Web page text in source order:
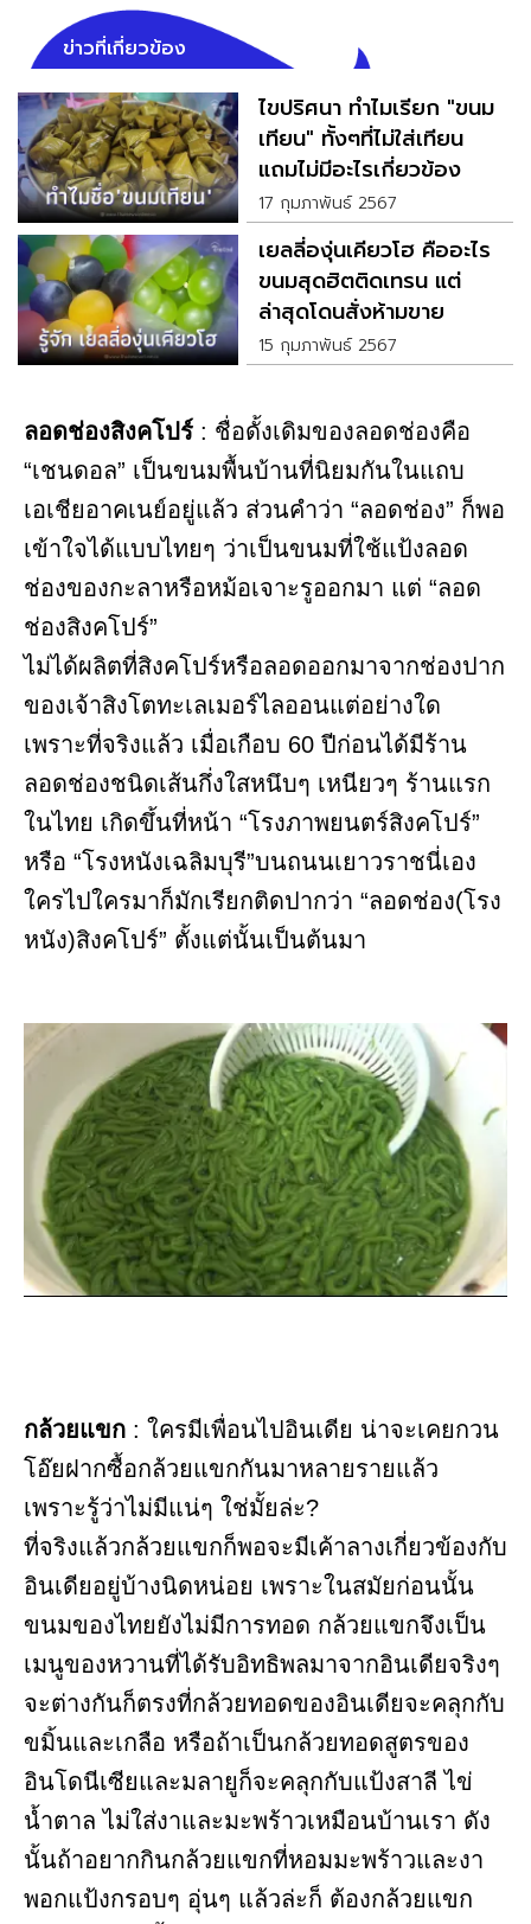
ข่าวที่เกี่ยวข้อง
ไขปริศนา ทำไมเรียก "ขนม
เทียน" ทั้งๆที่ไม่ใส่เทียน
แถมไม่มีอะไรเกี่ยวข้อง
17 กุมภาพันธ์ 2567
เยลลี่องุ่นเคียวโฮ คืออะไร
ขนมสุดฮิตติดเทรน แต่
ล่าสุดโดนสั่งห้ามขาย
15 กุมภาพันธ์ 2567
ลอดช่องสิงคโปร์ : ชื่อดั้งเดิมของลอดช่องคือ
“เชนดอล” เป็นขนมพื้นบ้านที่นิยมกันในแถบ
เอเชียอาคเนย์อยู่แล้ว ส่วนคำว่า “ลอดช่อง” ก็พอ
เข้าใจได้แบบไทยๆ ว่าเป็นขนมที่ใช้แป้งลอด
ช่องของกะลาหรือหม้อเจาะรูออกมา แต่ “ลอด
ช่องสิงคโปร์”
ไม่ได้ผลิตที่สิงคโปร์หรือลอดออกมาจากช่องปาก
ของเจ้าสิงโตทะเลเมอร์ไลออนแต่อย่างใด
เพราะที่จริงแล้ว เมื่อเกือบ 60 ปีก่อนได้มีร้าน
ลอดช่องชนิดเส้นกึ่งใสหนึบๆ เหนียวๆ ร้านแรก
ในไทย เกิดขึ้นที่หน้า “โรงภาพยนตร์สิงคโปร์”
หรือ “โรงหนังเฉลิมบุรี”บนถนนเยาวราชนี่เอง
ใครไปใครมาก็มักเรียกติดปากว่า “ลอดช่อง(โรง
หนัง)สิงคโปร์” ตั้งแต่นั้นเป็นต้นมา
กล้วยแขก : ใครมีเพื่อนไปอินเดีย น่าจะเคยกวน
โอ๊ยฝากซื้อกล้วยแขกกันมาหลายรายแล้ว
เพราะรู้ว่าไม่มีแน่ๆ ใช่มั้ยล่ะ?
ที่จริงแล้วกล้วยแขกก็พอจะมีเค้าลางเกี่ยวข้องกับ
อินเดียอยู่บ้างนิดหน่อย เพราะในสมัยก่อนนั้น
ขนมของไทยยังไม่มีการทอด กล้วยแขกจึงเป็น
เมนูของหวานที่ได้รับอิทธิพลมาจากอินเดียจริงๆ
จะต่างกันก็ตรงที่กล้วยทอดของอินเดียจะคลุกกับ
ขมิ้นและเกลือ หรือถ้าเป็นกล้วยทอดสูตรของ
อินโดนีเซียและมลายูก็จะคลุกกับแป้งสาลี ไข่
น้ำตาล ไม่ใส่งาและมะพร้าวเหมือนบ้านเรา ดัง
นั้นถ้าอยากกินกล้วยแขกที่หอมมะพร้าวและงา
พอกแป้งกรอบๆ อุ่นๆ แล้วล่ะก็ ต้องกล้วยแขก